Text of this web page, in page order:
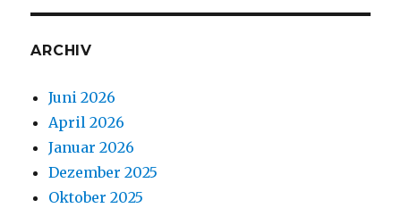
ARCHIV
Juni 2026
April 2026
Januar 2026
Dezember 2025
Oktober 2025